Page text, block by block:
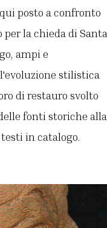
posto a confronto
la chieda di Santa
ampi e
stilistica
di restauro svolto
fonti storiche alla
in catalogo.